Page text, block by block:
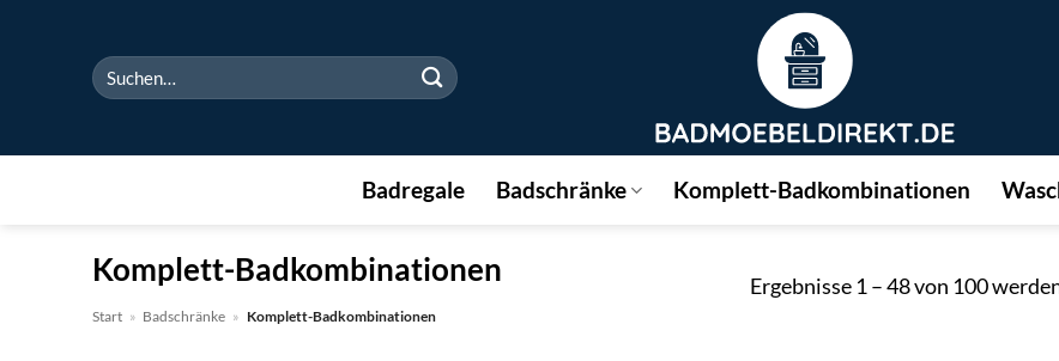
Suchen
nach:
Badregale Badschränke Komplett-Badkombinationen
Komplett-Badkombinationen
Start » Badschränke » Komplett-Badkombinationen
Ergebnisse 1 – 48 von 100